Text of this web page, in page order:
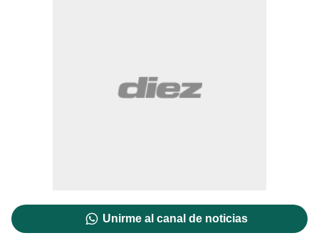
Unirme al canal de noticias